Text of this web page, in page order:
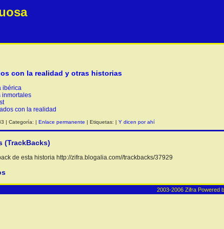
con la realidad y otras historias
ibérica
inmortales
con la realidad
| Categoría: |Enlace permanente | Etiquetas: |Y dicen por ahí
(TrackBacks)
de esta historia http://zifra.blogalia.com//trackbacks/37929
2003-2006 Zifra Powered